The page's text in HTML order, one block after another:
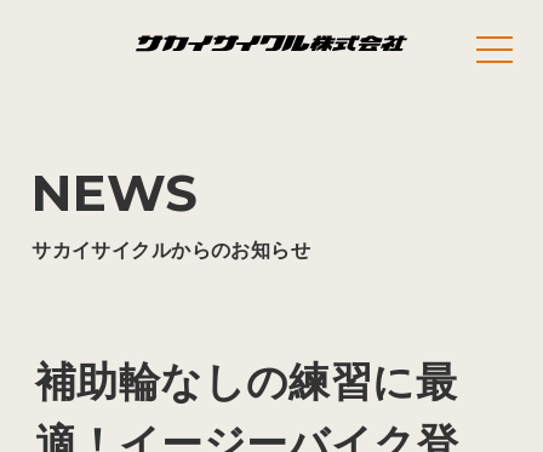
NEWS
サカイサイクルからのお知らせ
補助輪なしの練習に最